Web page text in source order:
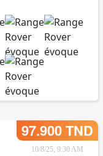
97.900 TND
10/8/25, 9:30 AM